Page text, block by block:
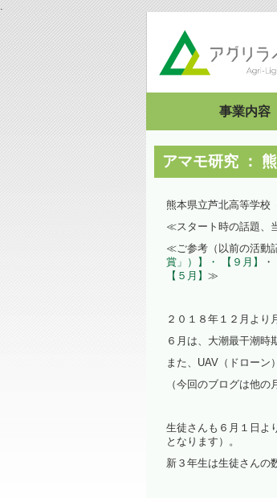
.
事業内容
受託研究・依
情報集約・文
依頼事例
成果発表
アマモ研究 ：
熊本県立芦北高等学校
≪スタート時の話題、
≪ご参考（以前の活動
賞」）】・
【９月】 ・
【５月】 ≫
２０１８年１２月より
６月は、大潮最干潮時
また、UAV（ドローン
（今回のブログは他の
生徒さんも６月１日よ
となります）。
新３年生は生徒さんの